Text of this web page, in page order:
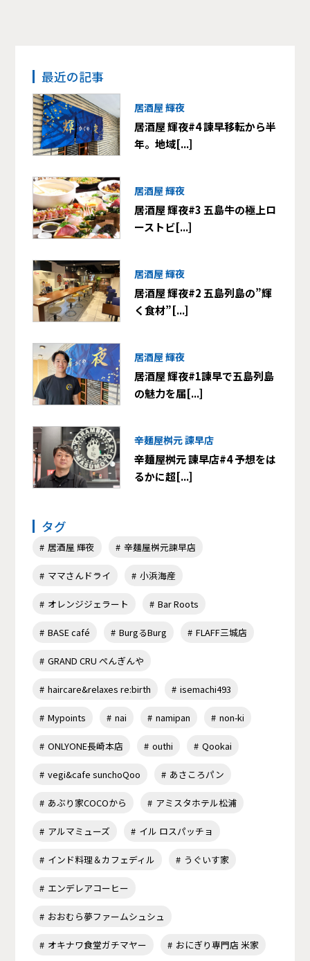
最近の記事
居酒屋 輝夜
居酒屋 輝夜#4 諫早移転から半
年。地域[...]
居酒屋 輝夜
居酒屋 輝夜#3 五島牛の極上ロ
ーストビ[...]
居酒屋 輝夜
居酒屋 輝夜#2 五島列島の”輝
く食材”[...]
居酒屋 輝夜
居酒屋 輝夜#1諫早で五島列島
の魅力を届[...]
辛麺屋桝元 諫早店
辛麺屋桝元 諫早店#4 予想をは
るかに超[...]
タグ
居酒屋 輝夜 辛麺屋桝元諫早店
ママさんドライ 小浜海産
オレンジジェラート Bar Roots
BASE café BurgるBurg FLAFF三城店
GRAND CRU ぺんぎんや
haircare&relaxes re:birth isemachi493
Mypoints nai namipan non-ki
ONLYONE長崎本店 outhi Qookai
vegi&cafe sunchoQoo あさころパン
あぶり家COCOから アミスタホテル松浦
アルマミューズ イル ロスパッチョ
インド料理＆カフェディル うぐいす家
エンデレアコーヒー
おおむら夢ファームシュシュ
オキナワ食堂ガチマヤー おにぎり専門店 米家